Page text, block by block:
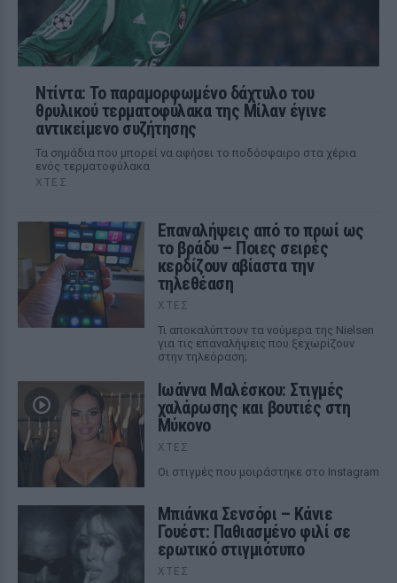
Ντίντα: Το παραμορφωμένο δάχτυλο του
θρυλικού τερματοφύλακα της Μίλαν έγινε
αντικείμενο συζήτησης
Τα σημάδια που μπορεί να αφήσει το ποδόσφαιρο στα χέρια
ενός τερματοφύλακα
ΧΤΕΣ
Επαναλήψεις από το πρωί ως
το βράδυ – Ποιες σειρές
κερδίζουν αβίαστα την
τηλεθέαση
ΧΤΕΣ
Τι αποκαλύπτουν τα νούμερα της Nielsen
για τις επαναλήψεις που ξεχωρίζουν
στην τηλεόραση;
Ιωάννα Μαλέσκου: Στιγμές
χαλάρωσης και βουτιές στη
Μύκονο
ΧΤΕΣ
Οι στιγμές που μοιράστηκε στο Instagram
Μπιάνκα Σενσόρι – Κάνιε
Γουέστ: Παθιασμένο φιλί σε
ερωτικό στιγμιότυπο
ΧΤΕΣ